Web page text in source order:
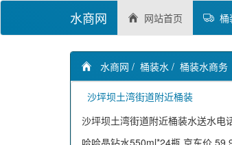
水商网 网站首页 桶
水商网 / 桶装水 / 桶装水商务
沙坪坝土湾街道附近桶装
沙坪坝土湾街道附近桶装水送水电
哈哈晶钻水550ml*24瓶 京东价